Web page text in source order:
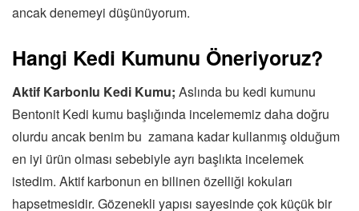
ancak denemeyi düşünüyorum.
Hangi Kedi Kumunu Öneriyoruz?
Aktif Karbonlu Kedi Kumu; Aslında bu kedi kumunu
Bentonit Kedi kumu başlığında incelememiz daha doğru
olurdu ancak benim bu zamana kadar kullanmış olduğum
en iyi ürün olması sebebiyle ayrı başlıkta incelemek
istedim. Aktif karbonun en bilinen özelliği kokuları
hapsetmesidir. Gözenekli yapısı sayesinde çok küçük bir